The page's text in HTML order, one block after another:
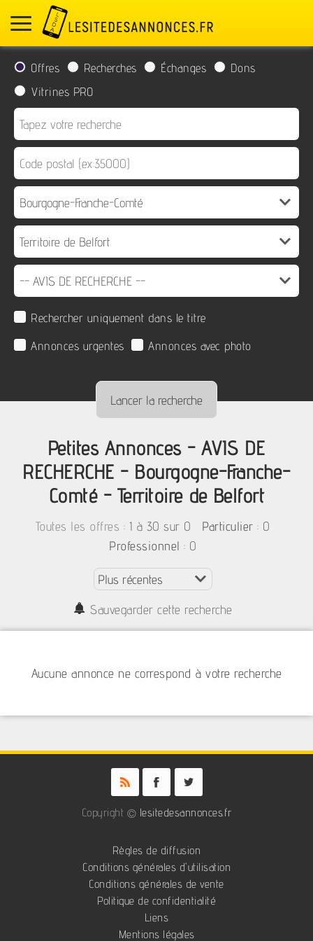
Offres Recherches Échanges
Dons
Vitrines PRO
Rechercher uniquement dans le titre
Annonces urgentes
Annonces avec photo
Petites Annonces - AVIS DE
RECHERCHE - Bourgogne-Franche-
Comté - Territoire de Belfort
Toutes les offres : 1 à 30 sur 0 Particulier : 0
Professionnel : 0
Sauvegarder cette recherche
Aucune annonce ne correspond à votre recherche
Copyright © lesitedesannonces.fr
Règles de diffusion
Conditions générales d'utilisation
Conditions générales de vente
Politique de confidentialité
Liens
Mentions légales